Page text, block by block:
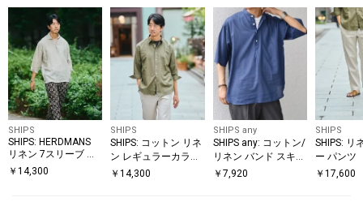
SHIPS
SHIPS: HERDMANS
リネン 7スリーブ カ
プリ シャツ
￥ 14,300
SHIPS
SHIPS: コットン リネ
ン レギュラーカラー
7スリーブ シャツ
￥14,300
SHIPS any
SHIPS any: コットン/
リネン バンド スキッ
パー ハーフスリーブ
￥ 7,920
SHIPS
SHIPS: リ
ー パンツ
￥17,600